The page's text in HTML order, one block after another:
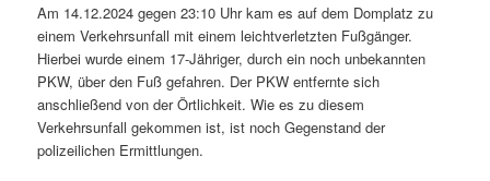
Am 14.12.2024 gegen 23:10 Uhr kam es auf dem Domplatz zu
einem Verkehrsunfall mit einem leichtverletzten Fußgänger.
Hierbei wurde einem 17-Jähriger, durch ein noch unbekannten
PKW, über den Fuß gefahren. Der PKW entfernte sich
anschließend von der Örtlichkeit. Wie es zu diesem
Verkehrsunfall gekommen ist, ist noch Gegenstand der
polizeilichen Ermittlungen.